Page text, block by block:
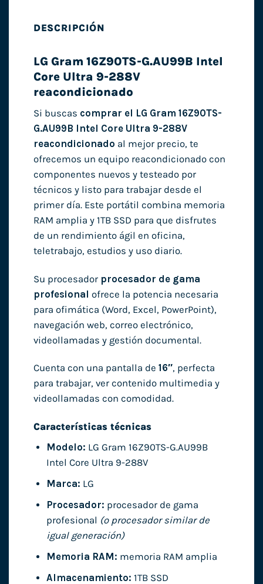
DESCRIPCIÓN
LG Gram 16Z90TS-G.AU99B Intel
Core Ultra 9-288V
reacondicionado
Si buscas comprar el LG Gram 16Z90TS-
G.AU99B Intel Core Ultra 9-288V
reacondicionado al mejor precio, te
ofrecemos un equipo reacondicionado con
componentes nuevos y testeado por
técnicos y listo para trabajar desde el
primer día. Este portátil combina memoria
RAM amplia y 1TB SSD para que disfrutes
de un rendimiento ágil en oficina,
teletrabajo, estudios y uso diario.
Su procesador procesador de gama
profesional ofrece la potencia necesaria
para ofimática (Word, Excel, PowerPoint),
navegación web, correo electrónico,
videollamadas y gestión documental.
Cuenta con una pantalla de 16″, perfecta
para trabajar, ver contenido multimedia y
videollamadas con comodidad.
Características técnicas
Modelo: LG Gram 16Z90TS-G.AU99B
Intel Core Ultra 9-288V
Marca: LG
Procesador: procesador de gama
profesional (o procesador similar de
igual generación)
Memoria RAM: memoria RAM amplia
Almacenamiento: 1TB SSD